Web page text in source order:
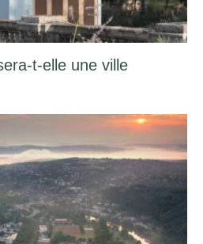
t-elle une ville